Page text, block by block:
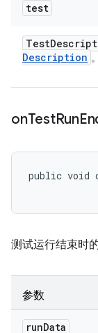
test
Test
Description 。
onTestRun
public void
测试运行结束时
参数
runData